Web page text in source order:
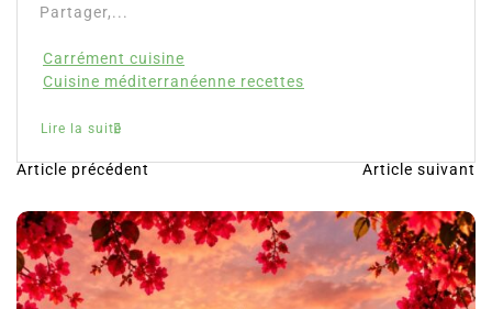
Partager,...
Carrément cuisine
Cuisine méditerranéenne recettes
Lire la suite
N
a
v
i
Article précédent Article suivant